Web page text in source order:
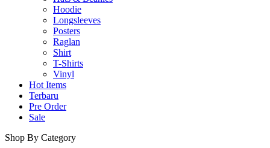
Hoodie
Longsleeves
Posters
Raglan
Shirt
T-Shirts
Vinyl
Hot Items
Terbaru
Pre Order
Sale
Shop By Category